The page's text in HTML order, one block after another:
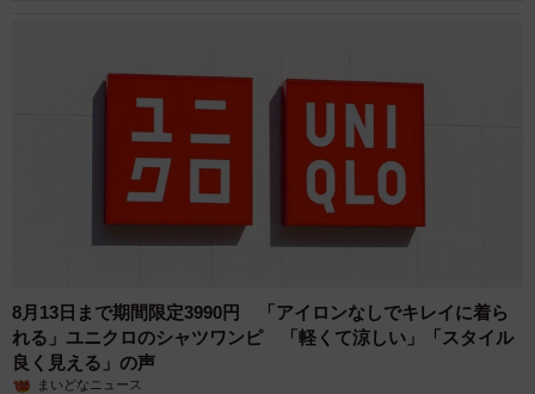
8月13日まで期間限定3990円 「アイロンなしでキレイに着ら
れる」ユニクロのシャツワンピ 「軽くて涼しい」「スタイル
良く見える」の声
まいどなニュース